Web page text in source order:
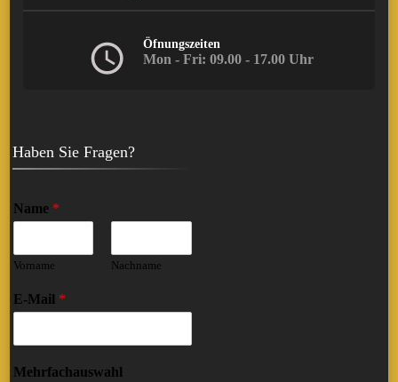
Öfnungszeiten
Mon - Fri: 09.00 - 17.00 Uhr
Haben Sie Fragen?
Name *
Vorname Nachname
E-Mail *
Mehrfachauswahl